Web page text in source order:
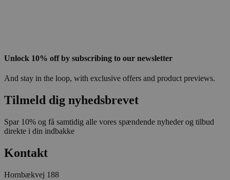
Unlock 10% off by subscribing to our newsletter
And stay in the loop, with exclusive offers and product previews.
Tilmeld dig nyhedsbrevet
Spar 10% og få samtidig alle vores spændende nyheder og tilbud
direkte i din indbakke
Kontakt
Hornbækvej 188